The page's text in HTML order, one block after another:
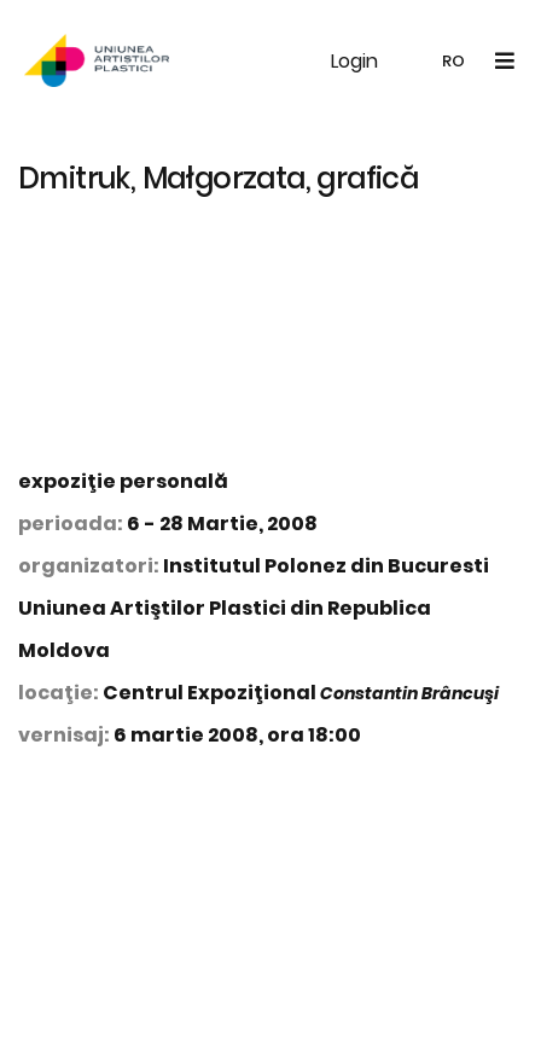
Login RO
UAP Galerie Noutăți
Dmitruk, Małgorzata, grafică
expoziţie personală
perioada: 6 - 28 Martie, 2008
organizatori: Institutul Polonez din Bucuresti
Uniunea Artiştilor Plastici din Republica
Moldova
locaţie: Centrul Expoziţional Constantin Brâncuşi
vernisaj: 6 martie 2008, ora 18:00